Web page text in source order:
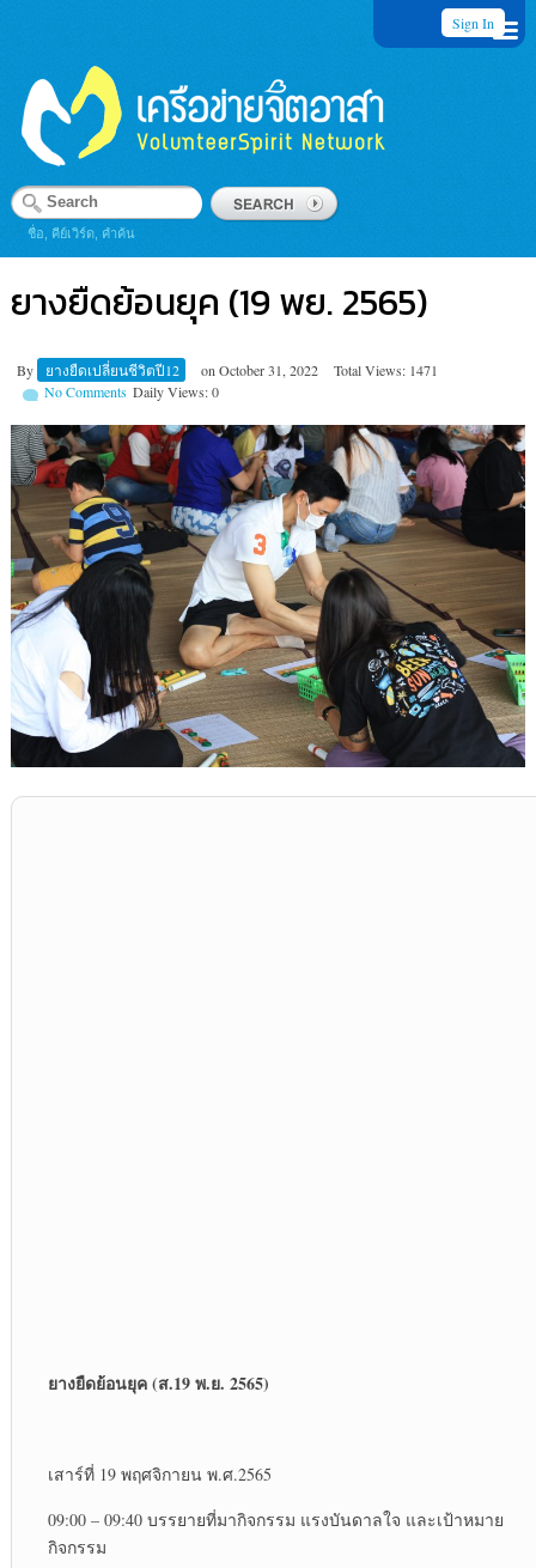
Sign In
ชื่อ, คีย์เวิร์ด, คำค้น
ยางยืดย้อนยุค (19 พย. 2565)
By ยางยืดเปลี่ยนชีวิตปี12 on October 31, 2022
Total Views: 1471
Daily Views: 0
No Comments
ยางยืดย้อนยุค (ส.19 พ.ย. 2565)
เสาร์ที่ 19 พฤศจิกายน พ.ศ.2565
09:00 – 09:40 บรรยายที่มากิจกรรม แรงบันดาลใจ และเป้าหมาย
กิจกรรม